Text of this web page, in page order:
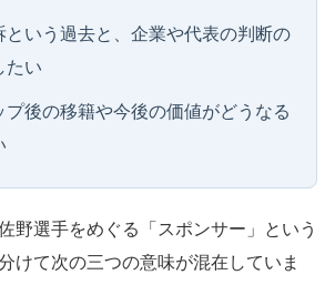
という過去と、企業や代表の判断の
たい
プ後の移籍や今後の価値がどうなる
野選手をめぐる「スポンサー」という
けて次の三つの意味が混在していま